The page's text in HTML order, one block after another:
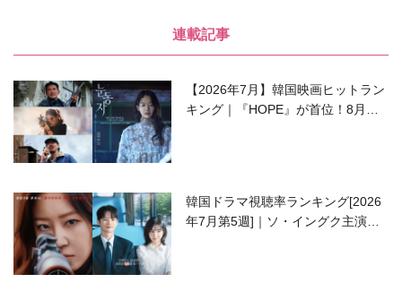
連載記事
【2026年7月】韓国映画ヒットラン
キング｜『HOPE』が首位！8月公
韓国ドラマ視聴率ランキング[2026
年7月第5週]｜ソ・イングク主演の